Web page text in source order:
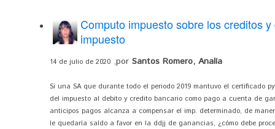
Computo impuesto sobre los creditos
impuesto
14 de julio de 2020 ,por Santos Romero, Analía
Si una SA que durante todo el periodo 2019 mantuvo el certificado
del impuesto al debito y credito bancario como pago a cuenta de
anticipos pagos alcanza a compensar el imp. determinado, de
le quedaría saldo a favor en la ddjj de ganancias, ¿cómo debe